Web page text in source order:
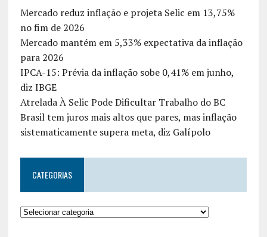
Mercado reduz inflação e projeta Selic em 13,75%
no fim de 2026
Mercado mantém em 5,33% expectativa da inflação
para 2026
IPCA-15: Prévia da inflação sobe 0,41% em junho,
diz IBGE
Atrelada À Selic Pode Dificultar Trabalho do BC
Brasil tem juros mais altos que pares, mas inflação
sistematicamente supera meta, diz Galípolo
CATEGORIAS